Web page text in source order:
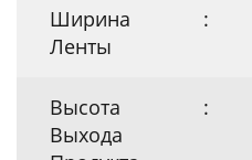
Ширина
Ленты
:
Высота
Выхода
: